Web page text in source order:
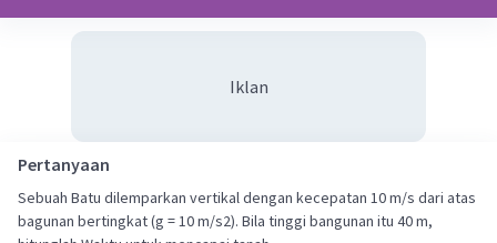
Iklan
Pertanyaan
Sebuah Batu dilemparkan vertikal dengan kecepatan 10 m/s dari atas
bagunan bertingkat (g = 10 m/s2). Bila tinggi bangunan itu 40 m,